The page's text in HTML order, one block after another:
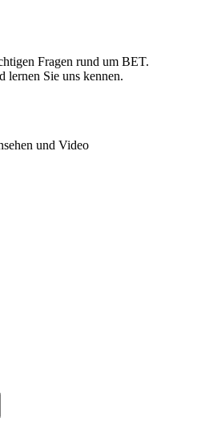
Fragen rund um BET.
lernen Sie uns kennen.
und Video